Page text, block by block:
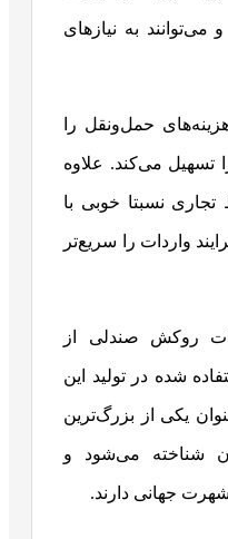
می‌توانند به نیازهای
حمل‌ونقل را
تسهیل می‌کند. علاوه
تجاری نسبتا خوبی با
واردات را سریع‌تر
روکش صندلی از
شده در تولید این
یکی از بزرگ‌ترین
شناخته می‌شود و
جهانی دارند.